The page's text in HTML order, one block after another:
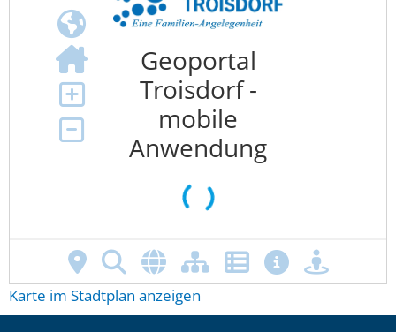
Karte im Stadtplan anzeigen